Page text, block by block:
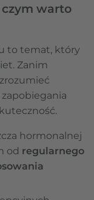
warto
to temat, który
Zanim
hormonalnej
od regularnego